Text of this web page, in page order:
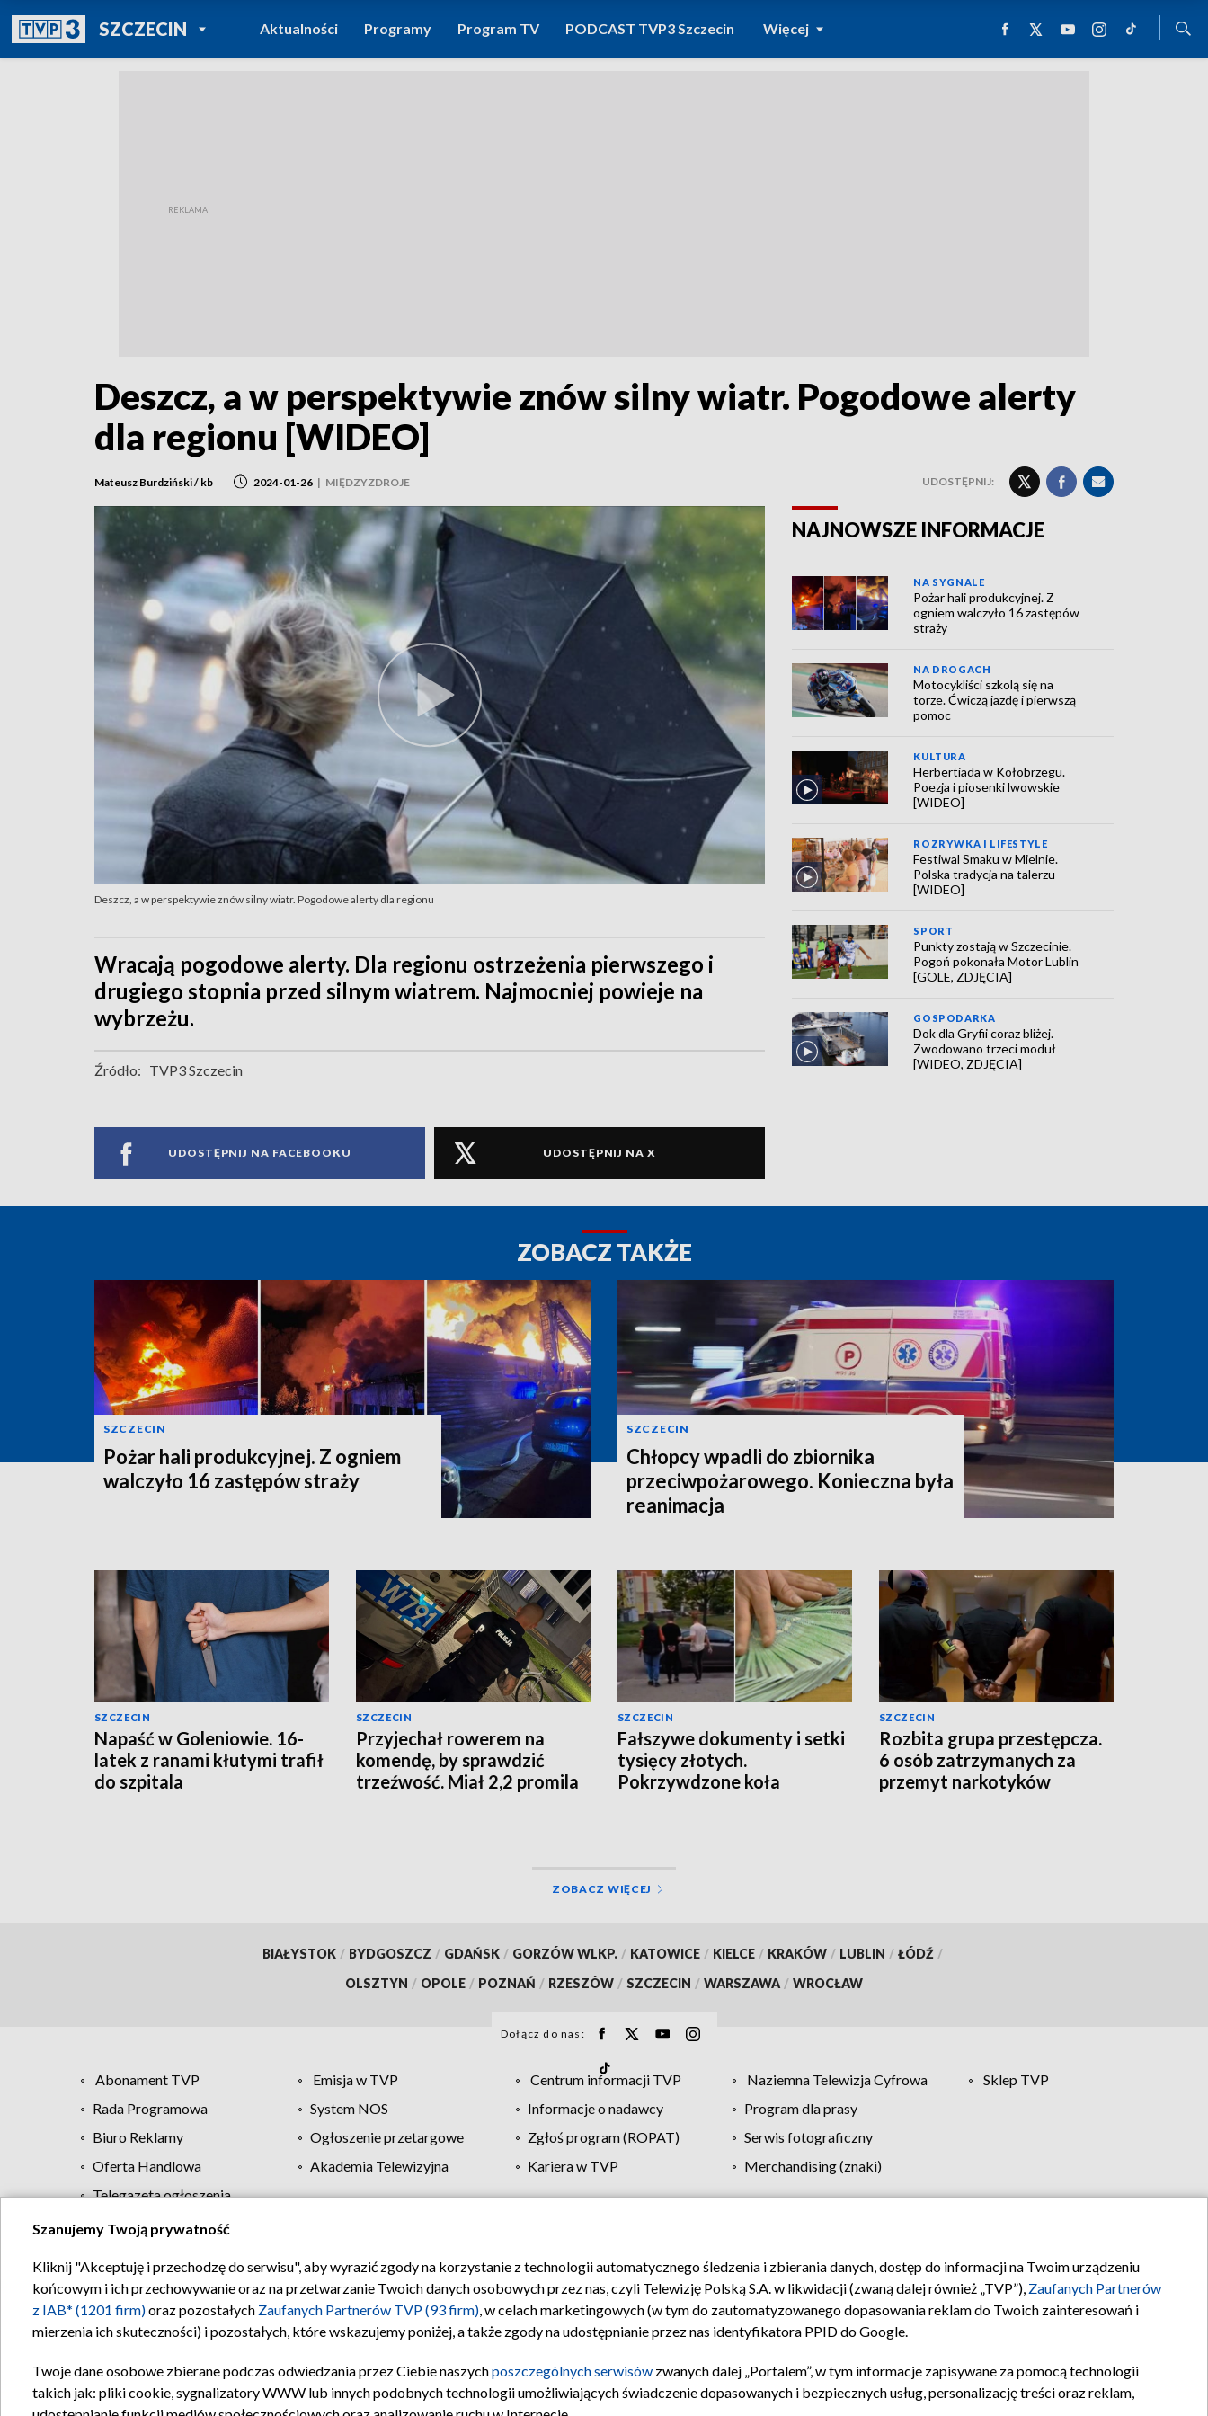
SZCZECINPOWRÓT DO
TVP REGIONY
Aktualności Programy Program TV PODCAST TVP3 Szczecin Więcej
Deszcz, a w perspektywie znów silny wiatr. Pogodowe alerty
dla regionu [WIDEO]
Mateusz Burdziński / kb 2024-01-26 | MIĘDZYZDROJE UDOSTĘPNIJ:
Deszcz, a w perspektywie znów silny wiatr. Pogodowe alerty dla regionu
Wracają pogodowe alerty. Dla regionu ostrzeżenia pierwszego i
drugiego stopnia przed silnym wiatrem. Najmocniej powieje na
wybrzeżu.
Źródło: TVP3 Szczecin
UDOSTĘPNIJ NA FACEBOOKU UDOSTĘPNIJ NA X
NAJNOWSZE INFORMACJE
NA SYGNALE
Pożar hali produkcyjnej. Z
ogniem walczyło 16 zastępów
straży
NA DROGACH
Motocykliści szkolą się na
torze. Ćwiczą jazdę i pierwszą
pomoc
KULTURA
Herbertiada w Kołobrzegu.
Poezja i piosenki lwowskie
[WIDEO]
ROZRYWKA I LIFESTYLE
Festiwal Smaku w Mielnie.
Polska tradycja na talerzu
[WIDEO]
SPORT
Punkty zostają w Szczecinie.
Pogoń pokonała Motor Lublin
[GOLE, ZDJĘCIA]
GOSPODARKA
Dok dla Gryfii coraz bliżej.
Zwodowano trzeci moduł
[WIDEO, ZDJĘCIA]
ZOBACZ TAKŻE
SZCZECIN
Pożar hali produkcyjnej. Z ogniem
walczyło 16 zastępów straży
SZCZECIN
Chłopcy wpadli do zbiornika
przeciwpożarowego. Konieczna była
reanimacja
SZCZECIN
Napaść w Goleniowie. 16-
latek z ranami kłutymi trafił
do szpitala
SZCZECIN
Przyjechał rowerem na
komendę, by sprawdzić
trzeźwość. Miał 2,2 promila
SZCZECIN
Fałszywe dokumenty i setki
tysięcy złotych.
Pokrzywdzone koła
SZCZECIN
Rozbita grupa przestępcza.
6 osób zatrzymanych za
przemyt narkotyków
ZOBACZ WIĘCEJ
BIAŁYSTOK / BYDGOSZCZ / GDAŃSK / GORZÓW WLKP. / KATOWICE / KIELCE / KRAKÓW / LUBLIN / ŁÓDŹ /
OLSZTYN / OPOLE / POZNAŃ / RZESZÓW / SZCZECIN / WARSZAWA / WROCŁAW
Dołącz do nas:
Abonament TVP Emisja w TVP Centrum informacji TVP Naziemna Telewizja Cyfrowa
Sklep TVP
Rada Programowa
System NOS Informacje o nadawcy
Program dla prasy
Biuro Reklamy
Ogłoszenie przetargowe Zgłoś program (ROPAT)
Serwis fotograficzny
Oferta Handlowa
Akademia Telewizyjna Kariera w TVP
Merchandising (znaki)
Telegazeta ogłoszenia
Regulamin TVP Polityka prywatności Moje zgody Pomoc Biuro reklamy Kontakt
Szanujemy Twoją prywatność
Kliknij "Akceptuję i przechodzę do serwisu", aby wyrazić zgody na korzystanie z technologii automatycznego śledzenia i zbierania danych, dostęp do informacji na Twoim urządzeniu
końcowym i ich przechowywanie oraz na przetwarzanie Twoich danych osobowych przez nas, czyli Telewizję Polską S.A. w likwidacji (zwaną dalej również „TVP”), Zaufanych Partnerów
z IAB* (1201 firm)oraz pozostałych Zaufanych Partnerów TVP (93 firm), w celach marketingowych (w tym do zautomatyzowanego dopasowania reklam do Twoich zainteresowań i
mierzenia ich skuteczności) i pozostałych, które wskazujemy poniżej, a także zgody na udostępnianie przez nas identyfikatora PPID do Google.
Twoje dane osobowe zbierane podczas odwiedzania przez Ciebie naszychposzczególnych serwisów zwanych dalej „Portalem”, w tym informacje zapisywane za pomocą technologii
takich jak: pliki cookie, sygnalizatory WWW lub innych podobnych technologii umożliwiających świadczenie dopasowanych i bezpiecznych usług, personalizację treści oraz reklam,